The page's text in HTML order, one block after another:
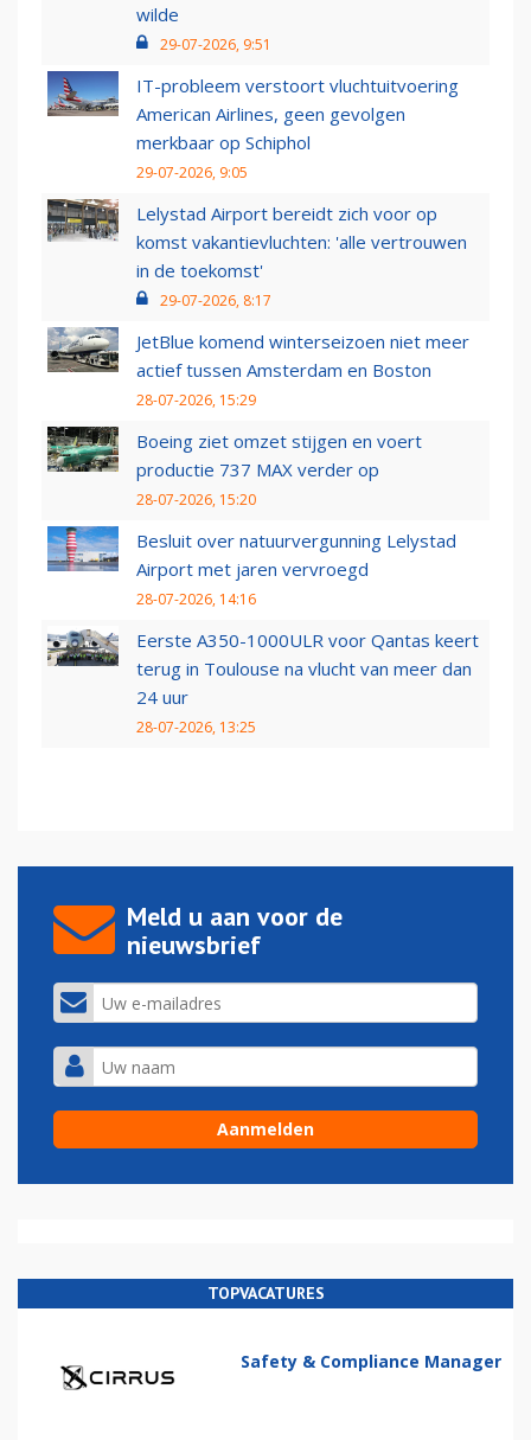
wilde
29-07-2026, 9:51
IT-probleem verstoort vluchtuitvoering
American Airlines, geen gevolgen
merkbaar op Schiphol
29-07-2026, 9:05
Lelystad Airport bereidt zich voor op
komst vakantievluchten: 'alle vertrouwen
in de toekomst'
29-07-2026, 8:17
JetBlue komend winterseizoen niet meer
actief tussen Amsterdam en Boston
28-07-2026, 15:29
Boeing ziet omzet stijgen en voert
productie 737 MAX verder op
28-07-2026, 15:20
Besluit over natuurvergunning Lelystad
Airport met jaren vervroegd
28-07-2026, 14:16
Eerste A350-1000ULR voor Qantas keert
terug in Toulouse na vlucht van meer dan
24 uur
28-07-2026, 13:25
Meld u aan voor de
nieuwsbrief
TOPVACATURES
Safety & Compliance Manager